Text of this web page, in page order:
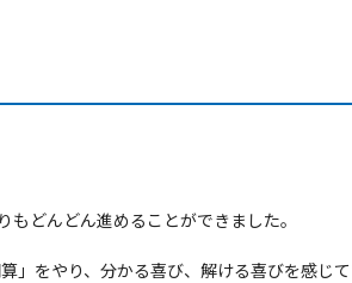
どんどん進めることができました。
をやり、分かる喜び、解ける喜びを感じて